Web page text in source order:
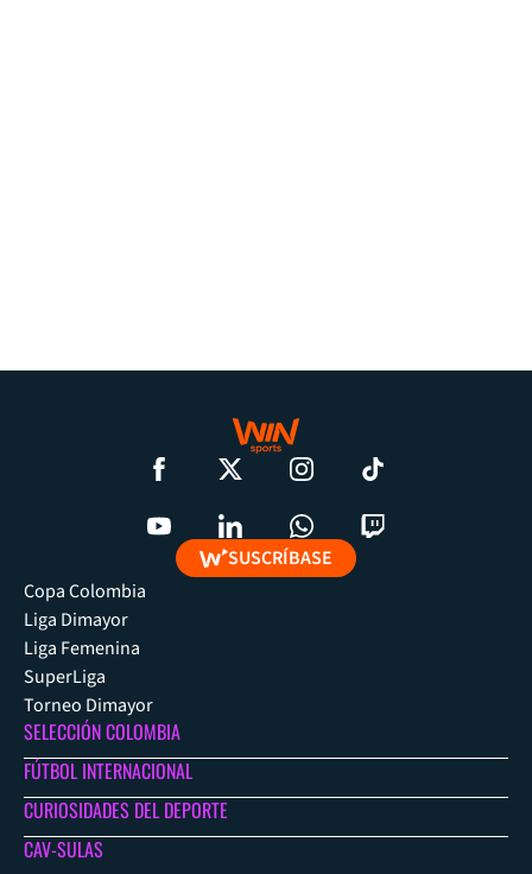
SUSCRÍBASE
Copa Colombia
Liga Dimayor
Liga Femenina
SuperLiga
Torneo Dimayor
SELECCIÓN COLOMBIA
FÚTBOL INTERNACIONAL
CURIOSIDADES DEL DEPORTE
CAV-SULAS